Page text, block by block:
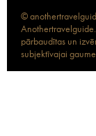
©
pārbaudītas un
subjektīvajai